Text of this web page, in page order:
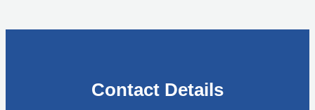
Contact Details